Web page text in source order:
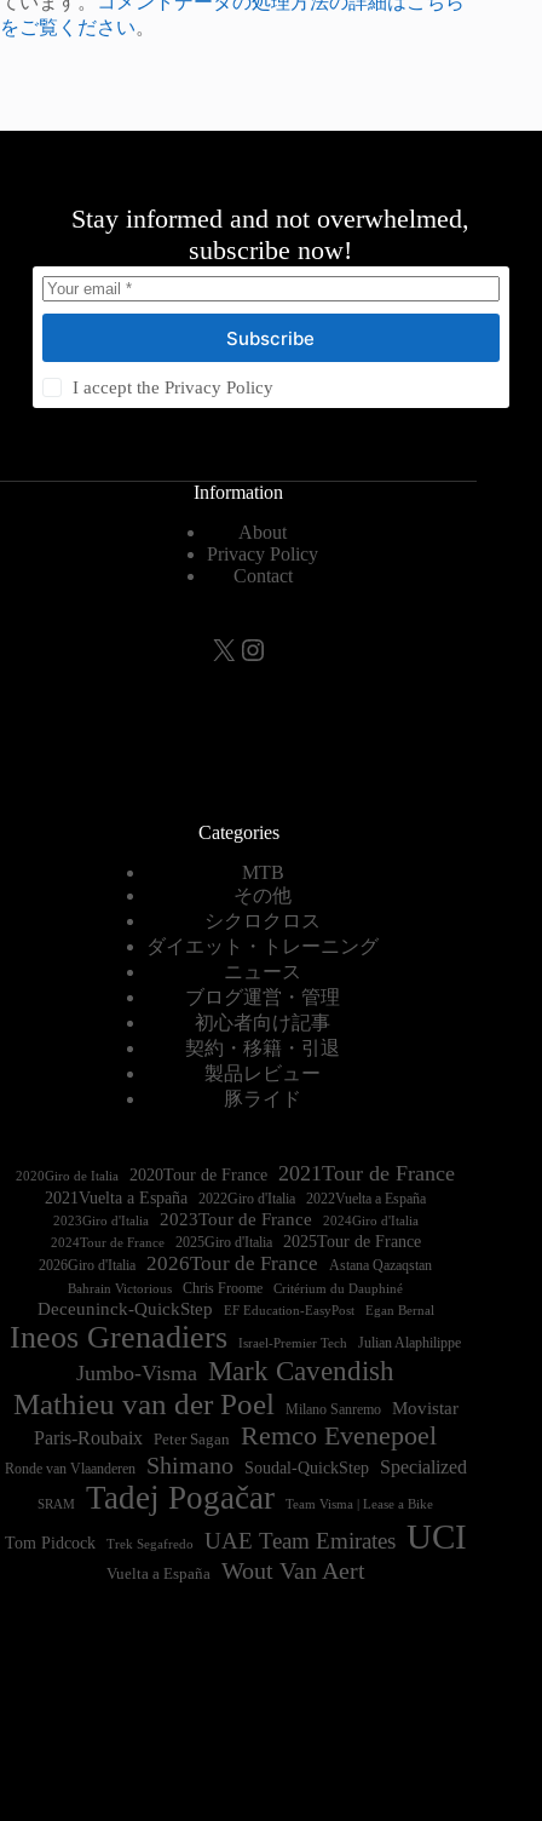
をご覧ください。
Stay informed and not overwhelmed,
subscribe now!
Subscribe
I accept thePrivacy Policy
Information
About
Privacy Policy
Contact
X Instagram
Categories
MTB
その他
シクロクロス
ダイエット・トレーニング
ニュース
ブログ運営・管理
初心者向け記事
契約・移籍・引退
製品レビュー
豚ライド
2020Giro de Italia 2020Tour de France 2021Tour de France
2021Vuelta a España 2022Vuelta a España
2023Giro d'Italia 2023Tour de France
2024Tour de France
2025Giro d'Italia 2025Tour de France
2026Giro d'Italia 2026Tour de France Astana Qazaqstan
Bahrain Victorious Chris Froome Critérium du Dauphiné
Deceuninck-QuickStep EF Education-EasyPost Egan Bernal
Ineos Grenadiers Israel-Premier Tech Julian Alaphilippe
Jumbo-Visma Mark Cavendish
Mathieu van der Poel Milano Sanremo
Movistar
Paris-Roubaix
Peter Sagan Remco Evenepoel
Ronde van Vlaanderen Shimano Soudal-QuickStep Specialized
SRAM Tadej Pogačar Team Visma | Lease a Bike
Tom Pidcock Trek Segafredo UAE Team Emirates UCI
Vuelta a España Wout Van Aert